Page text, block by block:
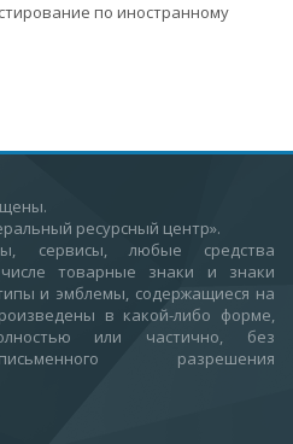
по иностранному
ресурсный центр».
сервисы, любые средства
товарные знаки и знаки
и эмблемы, содержащиеся на
в какой-либо форме,
или частично, без
разрешения